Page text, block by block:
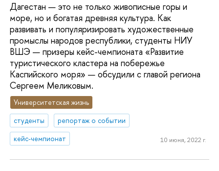
Дагестан — это не только живописные горы и
море, но и богатая древняя культура. Как
развивать и популяризировать художественные
промыслы народов республики, студенты НИУ
ВШЭ — призеры кейс-чемпионата «Развитие
туристического кластера на побережье
Каспийского моря» — обсудили с главой региона
Сергеем Меликовым.
Университетская жизнь
студенты
репортаж о событии
кейс-чемпионат
10 июня, 2022 г.